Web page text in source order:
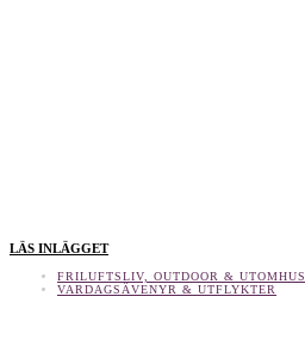
LÄS INLÄGGET
FRILUFTSLIV, OUTDOOR & UTOMHUS
VARDAGSÄVENYR & UTFLYKTER